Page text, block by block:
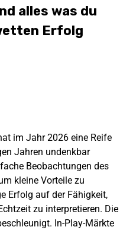
alles was du
Erfolg
im Jahr 2026 eine Reife
Jahren undenkbar
Beobachtungen des
kleine Vorteile zu
Erfolg auf der Fähigkeit,
zu interpretieren. Die
In-Play-Märkte